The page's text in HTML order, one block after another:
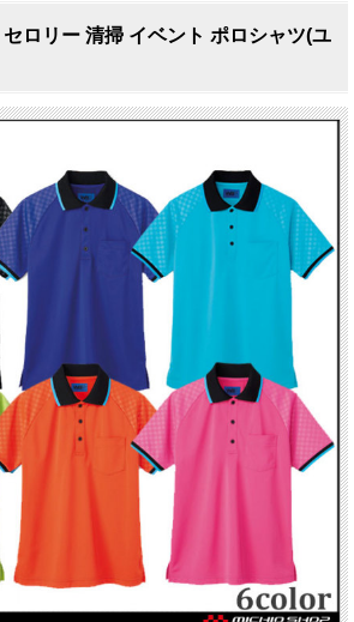
ロリー 清掃 イベント ポロシャツ(ユ